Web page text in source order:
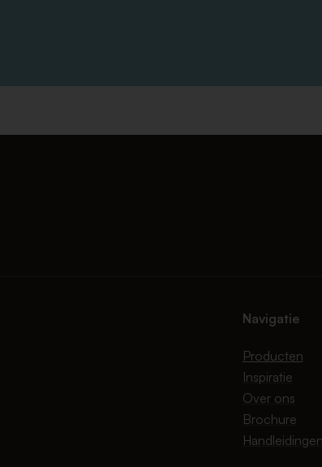
Navigatie
Producten
Inspiratie
Over ons
Brochure
Handleidingen